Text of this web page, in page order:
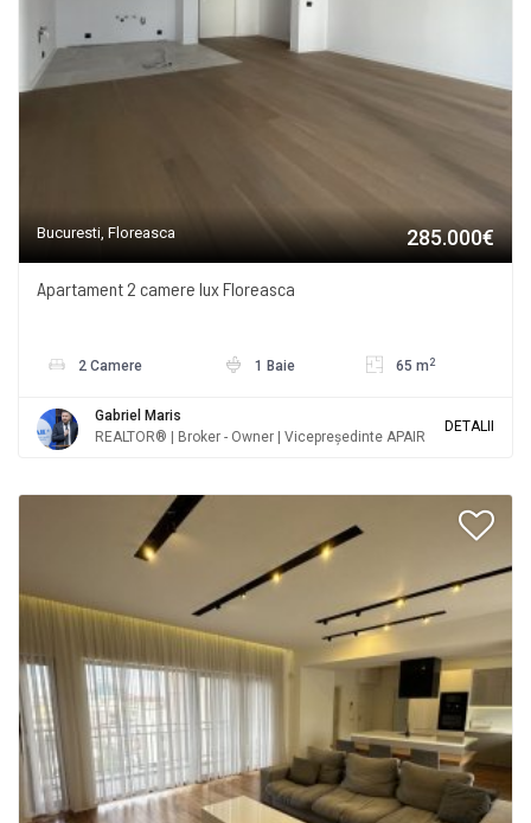
Bucuresti, Floreasca 285.000€
Apartament 2 camere lux Floreasca
2 Camere 1 Baie 65 m 2
Gabriel Maris
REALTOR® | Broker - Owner | Vicepreședinte APAIR
DETALII